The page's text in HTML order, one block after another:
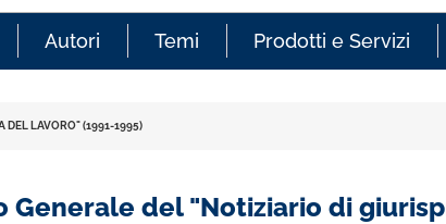
Autori Temi Prodotti e Servizi
DEL LAVORO" (1991-1995)
Generale del "Notiziario di